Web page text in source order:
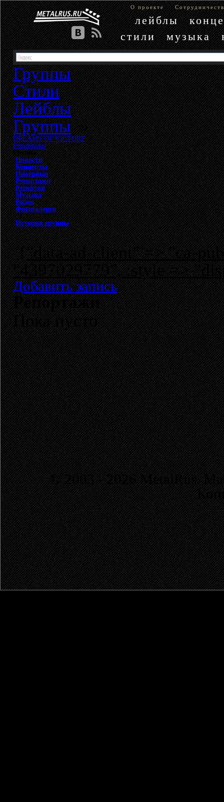
О проекте
лейблы
стили
музыка
Группы
Стили
Лейблы
Группы»
DREAMS OF VICTORY»
Репортажи
Группа
Новости
Концерты
Интервью
Репортажи
Рецензии
Музыка
Видео
Фотогалерея
История группы
{"data-ad-client" => "ca-
"4397029779", :style =>
Добавить запись
Репортажи
Пока пусто
© 2003 - 2026 MetalRus.